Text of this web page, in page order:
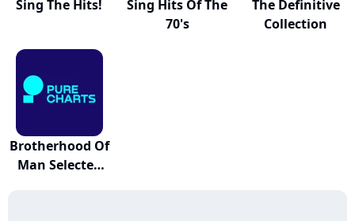
Sing The Hits!
Sing Hits Of The
70's
The Definitive
Collection
Brotherhood Of
Man Selected